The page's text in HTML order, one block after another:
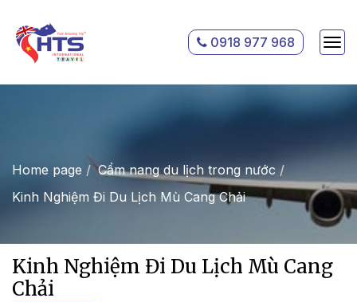
0918 977 968
Home page
Cẩm nang du lịch trong nước
Kinh Nghiệm Đi Du Lịch Mù Cang Chải
Kinh Nghiệm Đi Du Lịch Mù Cang
Chải